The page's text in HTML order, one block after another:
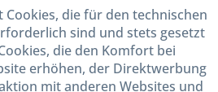
Cookies, die für den technischen
sind und stets gesetzt
die den Komfort bei
erhöhen, der Direktwerbung
mit anderen Websites und